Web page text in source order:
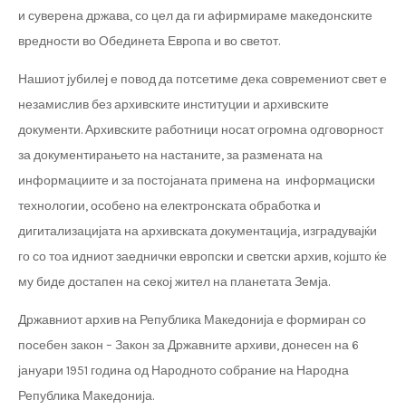
и суверена држава, со цел да ги афирмираме македонските
вредности во Обединета Европа и во светот.
Нашиот јубилеј е повод да потсетиме дека современиот свет е
незамислив без архивските институции и архивските
документи. Архивските работници носат огромна одговорност
за документирањето на настаните, за размената на
информациите и за постојаната примена на информациски
технологии, особено на електронската обработка и
дигитализацијата на архивската документација, изградувајќи
го со тоа идниот заеднички европски и светски архив, којшто ќе
му биде достапен на секој жител на планетата Земја.
Државниот архив на Република Македонија е формиран со
посебен закон – Закон за Државните архиви, донесен на 6
јануари 1951 година од Народното собрание на Народна
Република Македонија.